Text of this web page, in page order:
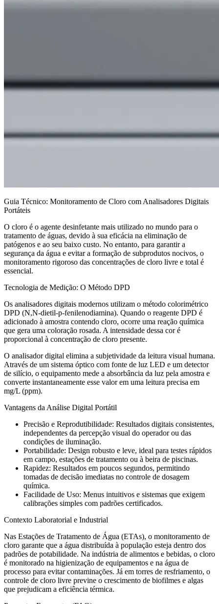
Guia Técnico: Monitoramento de Cloro com Analisadores Digitais
Portáteis
O cloro é o agente desinfetante mais utilizado no mundo para o
tratamento de águas, devido à sua eficácia na eliminação de
patógenos e ao seu baixo custo. No entanto, para garantir a
segurança da água e evitar a formação de subprodutos nocivos, o
monitoramento rigoroso das concentrações de cloro livre e total é
essencial.
Tecnologia de Medição: O Método DPD
Os analisadores digitais modernos utilizam o método colorimétrico
DPD (N,N-dietil-p-fenilenodiamina). Quando o reagente DPD é
adicionado à amostra contendo cloro, ocorre uma reação química
que gera uma coloração rosada. A intensidade dessa cor é
proporcional à concentração de cloro presente.
O analisador digital elimina a subjetividade da leitura visual humana.
Através de um sistema óptico com fonte de luz LED e um detector
de silício, o equipamento mede a absorbância da luz pela amostra e
converte instantaneamente esse valor em uma leitura precisa em
mg/L (ppm).
Vantagens da Análise Digital Portátil
Precisão e Reprodutibilidade: Resultados digitais consistentes,
independentes da percepção visual do operador ou das
condições de iluminação.
Portabilidade: Design robusto e leve, ideal para testes rápidos
em campo, estações de tratamento ou à beira de piscinas.
Rapidez: Resultados em poucos segundos, permitindo
tomadas de decisão imediatas no controle de dosagem
química.
Facilidade de Uso: Menus intuitivos e sistemas que exigem
calibrações simples com padrões certificados.
Contexto Laboratorial e Industrial
Nas Estações de Tratamento de Água (ETAs), o monitoramento de
cloro garante que a água distribuída à população esteja dentro dos
padrões de potabilidade. Na indústria de alimentos e bebidas, o cloro
é monitorado na higienização de equipamentos e na água de
processo para evitar contaminações. Já em torres de resfriamento, o
controle de cloro livre previne o crescimento de biofilmes e algas
que prejudicam a eficiência térmica.